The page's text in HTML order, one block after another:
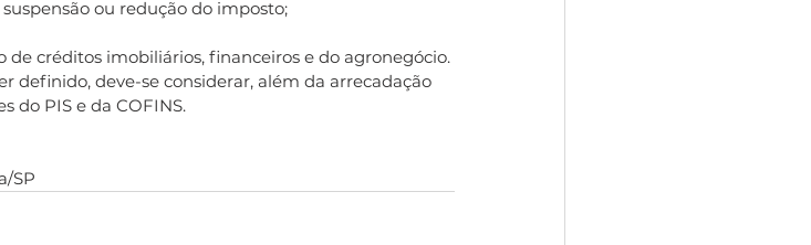
ou redução do imposto;
de créditos imobiliários, financeiros e do agronegócio.
definido, deve-se considerar, além da arrecadação
do PIS e da COFINS.
SP⁣⁣⁣